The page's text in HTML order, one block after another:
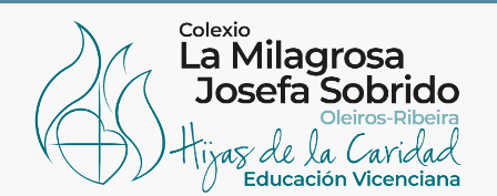
contenido